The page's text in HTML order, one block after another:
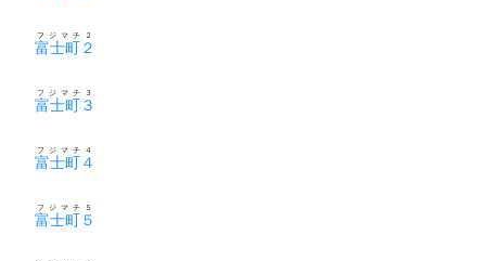
富士町２
フジマチ２
富士町３
フジマチ３
富士町４
フジマチ４
富士町５
フジマチ５